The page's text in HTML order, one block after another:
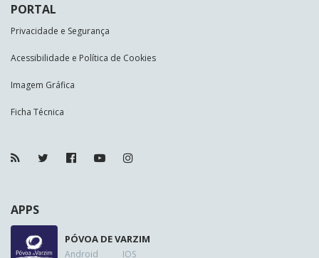
PORTAL
Privacidade e Segurança
Acessibilidade e Política de Cookies
Imagem Gráfica
Ficha Técnica
APPS
PÓVOA DE VARZIM
Android IOS